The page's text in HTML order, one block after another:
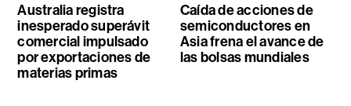
Australia registra
inesperado superávit
comercial impulsado
por exportaciones de
materias primas
Caída de acciones de
semiconductores en
Asia frena el avance de
las bolsas mundiales